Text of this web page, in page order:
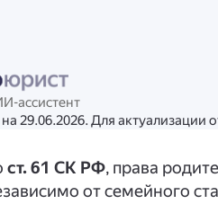
ассистент
29.06.2026. Для актуализации
ст. 61 СК РФ, права
от семейного